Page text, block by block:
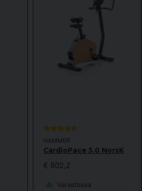
HAMMER
CardioPace 5.0 NorsK
€ 802,2
Varastossa